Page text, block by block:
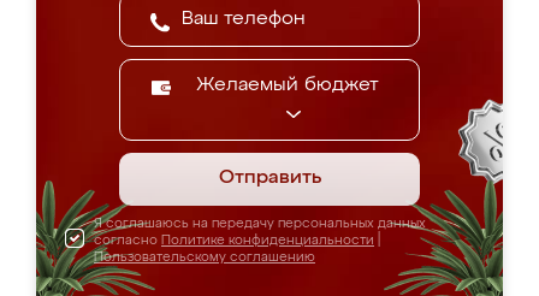
Желаемый бюджет
Отправить
Я соглашаюсь на передачу персональных данных
согласно Политике конфиденциальности
Пользовательскому соглашению